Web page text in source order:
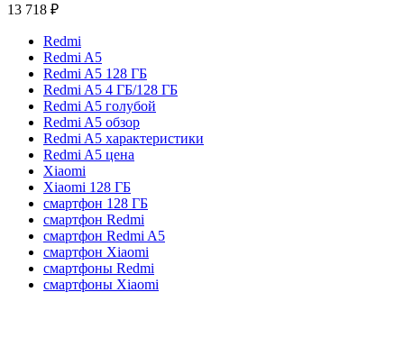
13 718 ₽
Redmi
Redmi A5
Redmi A5 128 ГБ
Redmi A5 4 ГБ/128 ГБ
Redmi A5 голубой
Redmi A5 обзор
Redmi A5 характеристики
Redmi A5 цена
Xiaomi
Xiaomi 128 ГБ
смартфон 128 ГБ
смартфон Redmi
смартфон Redmi A5
смартфон Xiaomi
смартфоны Redmi
смартфоны Xiaomi